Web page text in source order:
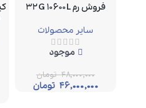
فروش رم ۳۲G ۱۰۶۰۰L
سایر محصولات
موجود
۴۸,۰۰۰,۰۰۰ تومان
۴۶,۰۰۰,۰۰۰ تومان